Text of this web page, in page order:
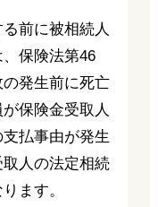
前に被相続人
保険法第46
発生前に死亡
保険金受取人
払事由が発生
人の法定相続
ます。